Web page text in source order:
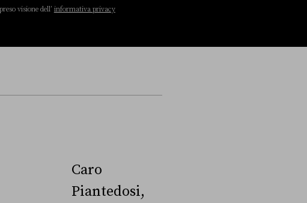
visione dell’ informativa privacy
Caro
Piantedosi,